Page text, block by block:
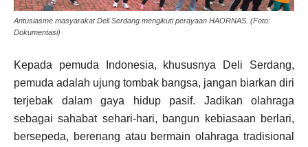
Antusiasme masyarakat Deli Serdang mengikuti perayaan HAORNAS. (Foto:
Dokumentasi)
Kepada pemuda Indonesia, khususnya Deli Serdang,
pemuda adalah ujung tombak bangsa, jangan biarkan diri
terjebak dalam gaya hidup pasif. Jadikan olahraga
sebagai sahabat sehari-hari, bangun kebiasaan berlari,
bersepeda, berenang atau bermain olahraga tradisional